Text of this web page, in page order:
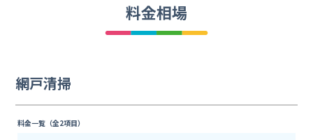
料金相場
網戸清掃
料金一覧（全2項目）